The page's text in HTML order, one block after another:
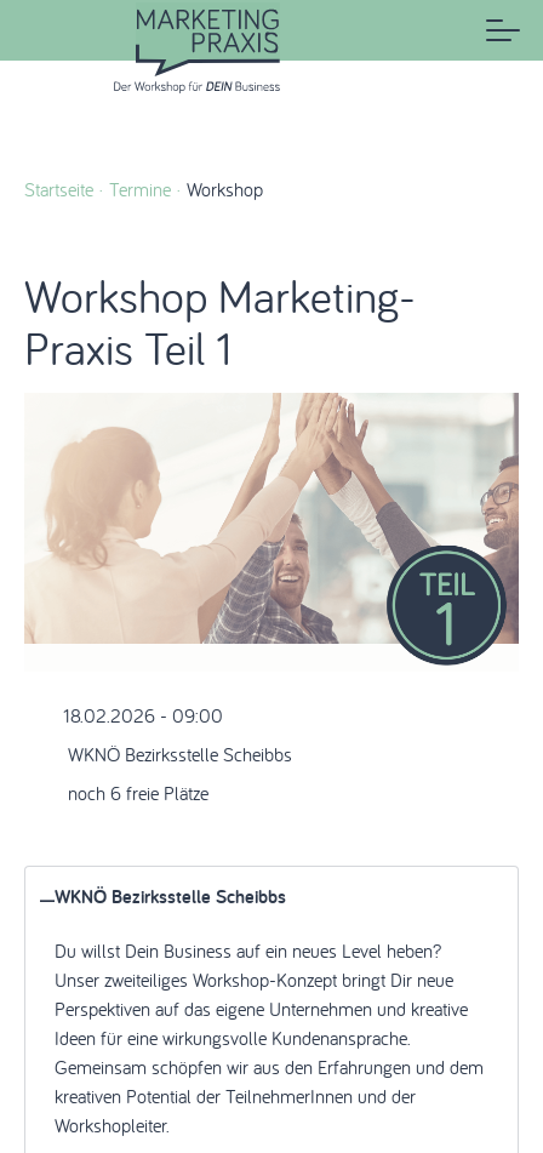
Startseite Termine Workshop
Workshop Marketing-
Praxis Teil 1
18.02.2026 - 09:00
WKNÖ Bezirksstelle Scheibbs
noch 6 freie Plätze
WKNÖ Bezirksstelle Scheibbs
Du willst Dein Business auf ein neues Level heben?
Unser zweiteiliges Workshop-Konzept bringt Dir neue
Perspektiven auf das eigene Unternehmen und kreative
Ideen für eine wirkungsvolle Kundenansprache.
Gemeinsam schöpfen wir aus den Erfahrungen und dem
kreativen Potential der TeilnehmerInnen und der
Workshopleiter.